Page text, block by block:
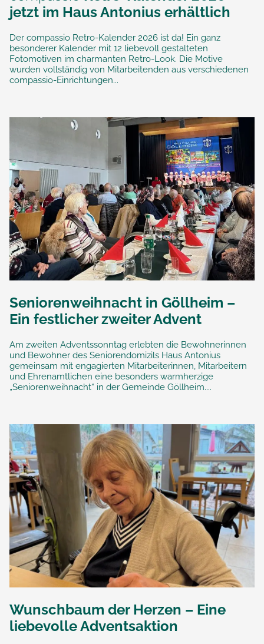
jetzt im Haus Antonius erhältlich
Der compassio Retro-Kalender 2026 ist da! Ein ganz
besonderer Kalender mit 12 liebevoll gestalteten
Fotomotiven im charmanten Retro-Look. Die Motive
wurden vollständig von Mitarbeitenden aus verschiedenen
compassio-Einrichtungen...
Seniorenweihnacht in Göllheim –
Ein festlicher zweiter Advent
Am zweiten Adventssonntag erlebten die Bewohnerinnen
und Bewohner des Seniorendomizils Haus Antonius
gemeinsam mit engagierten Mitarbeiterinnen, Mitarbeitern
und Ehrenamtlichen eine besonders warmherzige
„Seniorenweihnacht“ in der Gemeinde Göllheim....
Wunschbaum der Herzen – Eine
liebevolle Adventsaktion